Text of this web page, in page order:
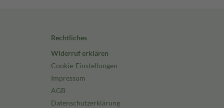
Rechtliches
Widerruf erklären
Cookie-Einstellungen
Impressum
AGB
Datenschutzerklärung